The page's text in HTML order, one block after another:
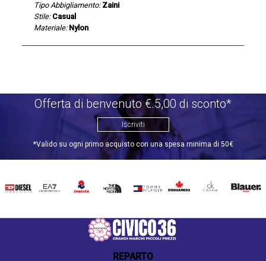
Tipo Abbigliamento: Zaini
Stile: Casual
Materiale: Nylon
Offerta di benvenuto €.5,00 di sconto*
Iscriviti
*Valido su ogni primo acquisto con una spesa minima di 50€
DIESEL EA7 INVICTATHE
TOMMY
DSQUARED2
CALVIN BLAUER
REPARTO